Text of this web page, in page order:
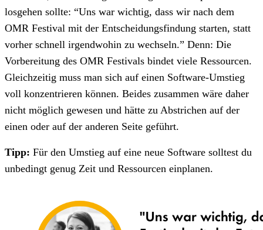
losgehen sollte: “Uns war wichtig, dass wir nach dem
OMR Festival mit der Entscheidungsfindung starten, statt
vorher schnell irgendwohin zu wechseln.” Denn: Die
Vorbereitung des OMR Festivals bindet viele Ressourcen.
Gleichzeitig muss man sich auf einen Software-Umstieg
voll konzentrieren können. Beides zusammen wäre daher
nicht möglich gewesen und hätte zu Abstrichen auf der
einen oder auf der anderen Seite geführt.
Tipp: Für den Umstieg auf eine neue Software solltest du
unbedingt genug Zeit und Ressourcen einplanen.